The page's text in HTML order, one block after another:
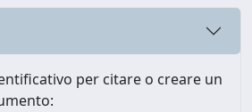
per citare o creare un